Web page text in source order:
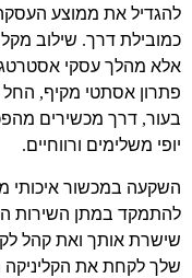
להגדיל את ממוצע
כמובילת דרך. שילוב
אלא מהלך עסקי
פתרון אסתטי מקיף, החל
בעור, דרך מכשירים
יופי משלימים ורווחיים.
השקעה במכשור
להתמקד במתן השירות
שישרת אותך ואת קהל
שלך לקחת את הקליניקה